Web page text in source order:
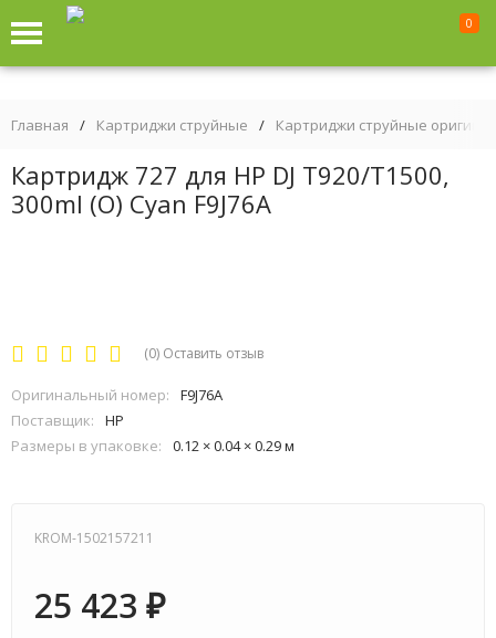
0
Главная / Картриджи струйные / Картриджи струйные
Картридж 727 для HP DJ T920/T1500,
300ml (O) Cyan F9J76A
(0) Оставить отзыв
Оригинальный номер:
F9J76A
Поставщик:
HP
Размеры в упаковке:
0.12 × 0.04 × 0.29 м
KROM-1502157211
25 423 ₽